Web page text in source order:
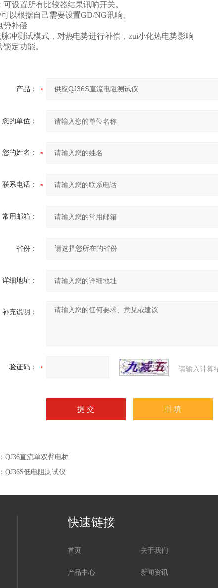
可设置所有比较器结果讯响开关。
以根据自己需要设置GD/NG讯响。
势补偿
冲测试模式，对热电势进行补偿，zui小化热电势影响
定功能。
产品：
您的单位：
您的姓名：
联系电话：
常用邮箱：
省份：
详细地址：
补充说明：
验证码： 请输入计算
QJ36直流单双臂电桥
QJ36S低电阻测试仪
快速链接
首页 关于我们
产品中心 新闻资讯